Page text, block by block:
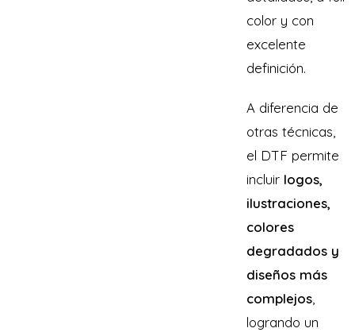
color y con
excelente
definición.
A diferencia de
otras técnicas,
el DTF permite
incluir logos,
ilustraciones,
colores
degradados y
diseños más
complejos
logrando un